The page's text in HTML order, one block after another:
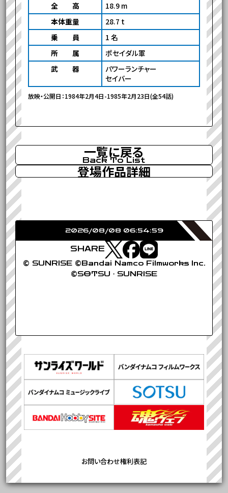
全 高
18.9 m
本体重量
28.7 t
乗 員
1 名
所 属
ポセイダル軍
武 器
パワーランチャー
セイバー
放映・公開日：1984年2月4日-1985年2月23日(全54話)
一覧に戻る
Back To List
登場作品詳細
2026/08/08 06:54:59
SHARE
© SUNRISE ©Bandai Namco Filmworks Inc.
©SOTSU・SUNRISE
お問い合わせ権利表記